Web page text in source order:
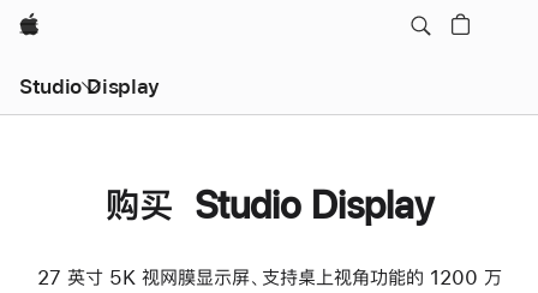
Apple
Studio Display
购买 Studio Display
27 英寸 5K 视网膜显示屏、支持桌上视角功能的 1200 万